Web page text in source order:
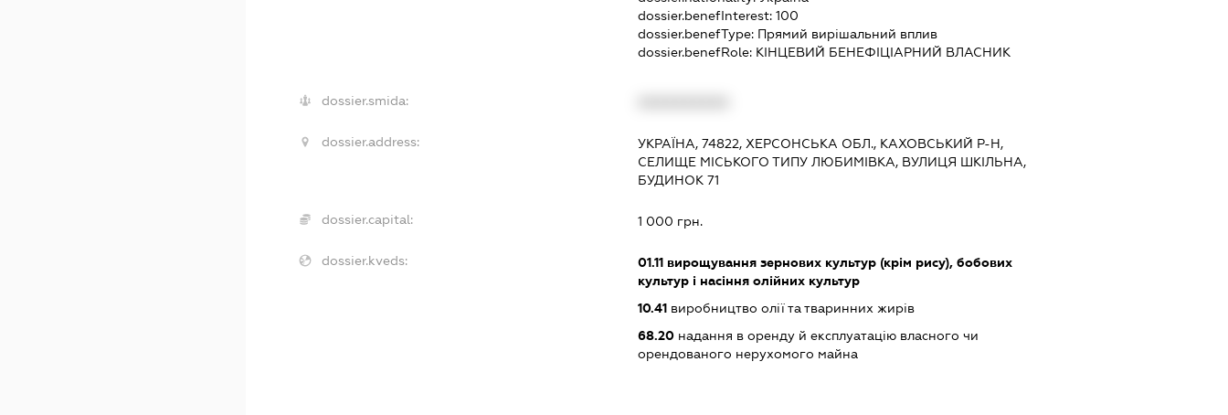
dossier.benefInterest: 100
dossier.benefType: Прямий вирішальний вплив
dossier.benefRole: КІНЦЕВИЙ БЕНЕФІЦІАРНИЙ ВЛАСНИК
dossier.smida:
dossier.address:
УКРАЇНА, 74822, ХЕРСОНСЬКА ОБЛ., КАХОВСЬКИЙ Р-Н,
СЕЛИЩЕ МІСЬКОГО ТИПУ ЛЮБИМІВКА, ВУЛИЦЯ ШКІЛЬНА,
БУДИНОК 71
dossier.capital: 1 000 грн.
dossier.kveds: 01.11вирощування зернових культур (крім рису), бобових
культур і насіння олійних культур
10.41виробництво олії та тваринних жирів
68.20надання в оренду й експлуатацію власного чи
орендованого нерухомого майна